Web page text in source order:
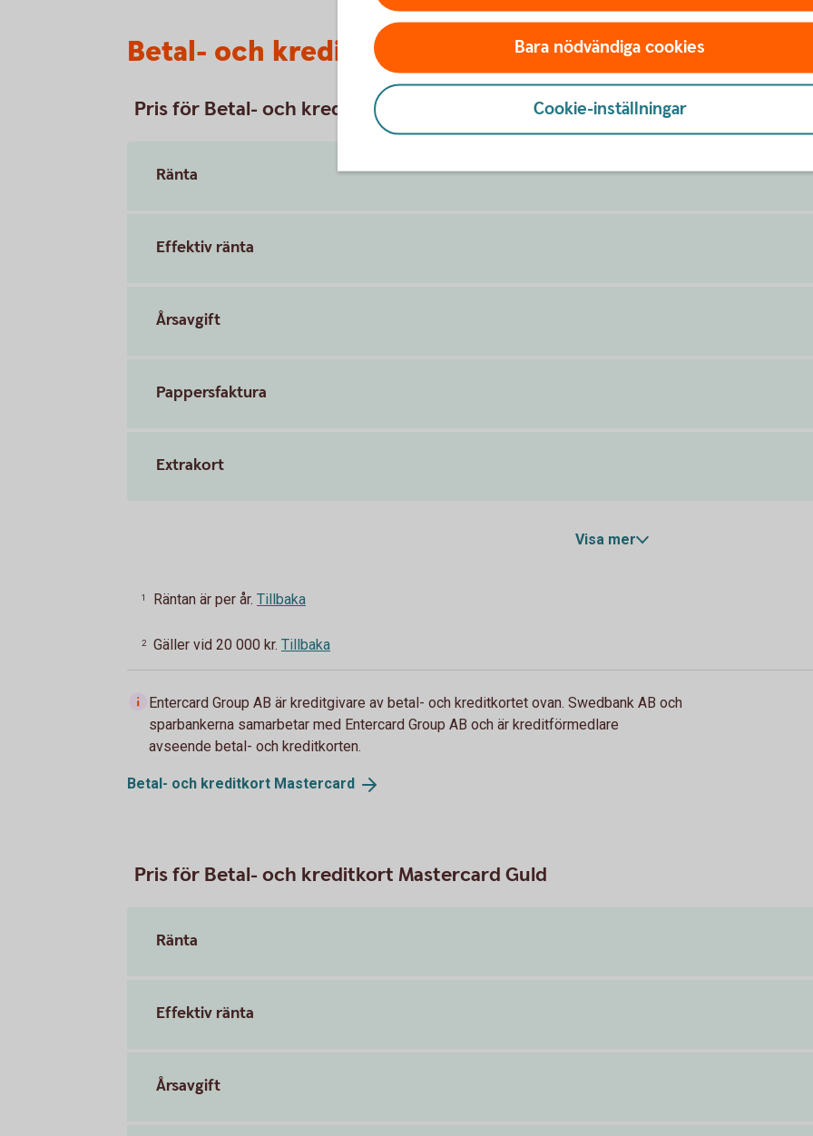
Betal- och kreditkort
Pris för Betal- och kreditkort Mastercard
Ränta
Effektiv ränta
Årsavgift
Pappersfaktura
Extrakort
Visa mer
1 Räntan är per år. Tillbaka
2 Gäller vid 20 000 kr. Tillbaka
Entercard Group AB är kreditgivare av betal- och kreditkortet ovan. Swedbank AB och
sparbankerna samarbetar med Entercard Group AB och är kreditförmedlare
avseende betal- och kreditkorten.
Betal- och kreditkort Mastercard
Pris för Betal- och kreditkort Mastercard Guld
Ränta
Effektiv ränta
Årsavgift
Bara nödvändiga cookies
Cookie-inställningar